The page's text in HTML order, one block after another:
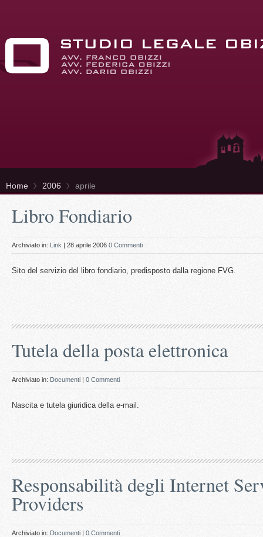
Home 2006 aprile
Libro Fondiario
Archiviato in: Link | 28 aprile 2006 0 Commenti
Sito del servizio del libro fondiario, predisposto dalla regione FVG.
Tutela della posta elettronica
Archiviato in: Documenti | 0 Commenti
Nascita e tutela giuridica della e-mail.
Responsabilità degli Internet
Providers
Archiviato in: Documenti | 0 Commenti